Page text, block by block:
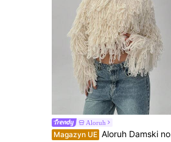
Aloruh
Magazyn UE Aloruh Damski nowy sweter z frędzlami w jednolitym kolorze z okrągłym dekoltem, morelowy, jesień/zima, bluzki z długim rękawem